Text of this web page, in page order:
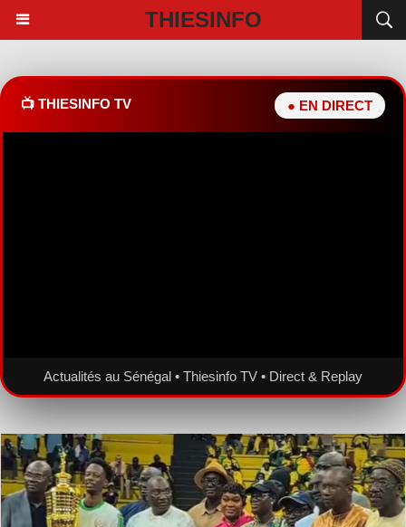
THIESINFO
📺 THIESINFO TV ● EN DIRECT
Actualités au Sénégal • Thiesinfo TV • Direct & Replay